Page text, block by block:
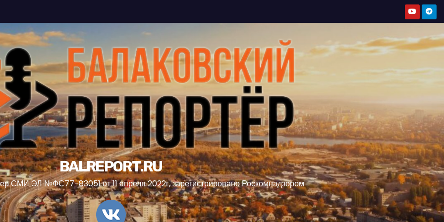
BALREPORT.RU
СМИ ЭЛ №ФС77-83051 от 11 апреля 2022г, зарегистрировано Роскомнадзором